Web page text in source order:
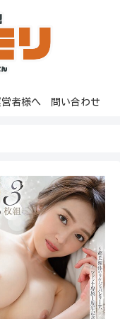
者様へ 問い合わせ